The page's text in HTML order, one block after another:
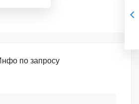
по запросу